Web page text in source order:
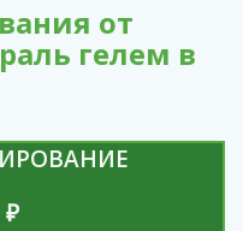
от
гелем в